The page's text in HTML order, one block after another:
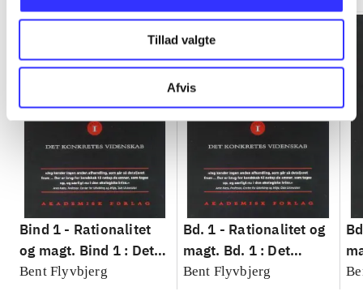
Tillad valgte
Afvis
Bind 1 - Rationalitet
og magt. Bind 1 : Det
konkretes videnskab
Bent Flyvbjerg
Bd. 1 - Rationalitet og
magt. Bd. 1 : Det
konkretes videnskab
Bent Flyvbjerg